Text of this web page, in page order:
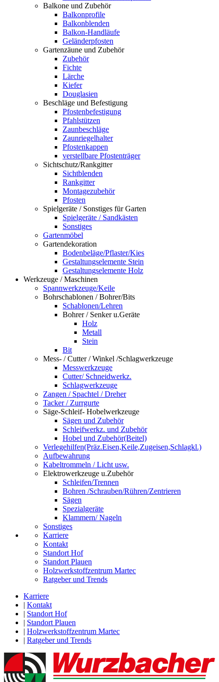
Balkone und Zubehör
Balkonprofile
Balkonblenden
Balkon-Handläufe
Geländerpfosten
Gartenzäune und Zubehör
Zubehör
Fichte
Lärche
Kiefer
Douglasien
Beschläge und Befestigung
Pfostenbefestigung
Pfahlstützen
Zaunbeschläge
Zaunriegelhalter
Pfostenkappen
verstellbare Pfostenträger
Sichtschutz/Rankgitter
Sichtblenden
Rankgitter
Montagezubehör
Pfosten
Spielgeräte / Sonstiges für Garten
Spielgeräte / Sandkästen
Sonstiges
Gartenmöbel
Gartendekoration
Bodenbeläge/Pflaster/Kies
Gestaltungselemente Stein
Gestaltungselemente Holz
Werkzeuge / Maschinen
Spannwerkzeuge/Keile
Bohrschablonen / Bohrer/Bits
Schablonen/Lehren
Bohrer / Senker u.Geräte
Holz
Metall
Stein
Bit
Mess- / Cutter / Winkel /Schlagwerkzeuge
Messwerkzeuge
Cutter/ Schneidwerkz.
Schlagwerkzeuge
Zangen / Spachtel / Dreher
Tacker / Zurrgurte
Säge-Schleif- Hobelwerkzeuge
Sägen und Zubehör
Schleifwerkz. und Zubehör
Hobel und Zubehör(Beitel)
Verlegehilfen(Präz.Eisen,Keile,Zugeisen,Schlagkl.)
Aufbewahrung
Kabeltrommeln / Licht usw.
Elektrowerkzeuge u.Zubehör
Schleifen/Trennen
Bohren /Schrauben/Rühren/Zentrieren
Sägen
Spezialgeräte
Klammern/ Nageln
Sonstiges
Karriere
Kontakt
Standort Hof
Standort Plauen
Holzwerkstoffzentrum Martec
Ratgeber und Trends
Karriere
| Kontakt
| Standort Hof
| Standort Plauen
| Holzwerkstoffzentrum Martec
| Ratgeber und Trends